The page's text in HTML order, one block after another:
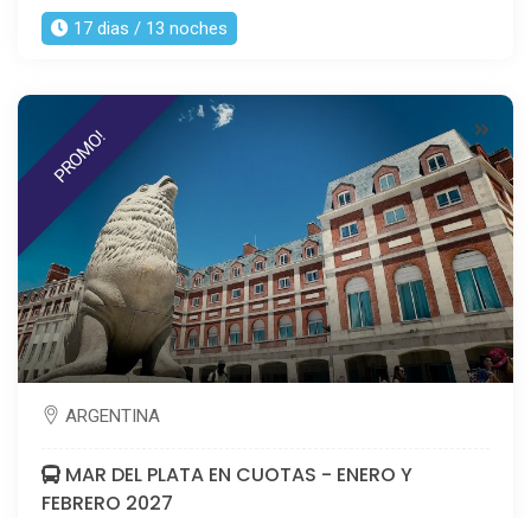
17 dias / 13 noches
PROMO!
ARGENTINA
MAR DEL PLATA EN CUOTAS - ENERO Y
FEBRERO 2027